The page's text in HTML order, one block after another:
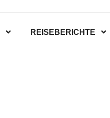
REISEBERICHTE